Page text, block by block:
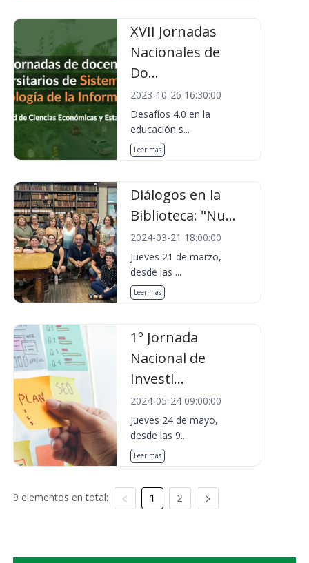
XVII Jornadas
Nacionales de
Do...
2023-10-26 16:30:00
Desafíos 4.0 en la
educación s...
Leer más
Diálogos en la
Biblioteca: "Nu...
2024-03-21 18:00:00
Jueves 21 de marzo,
desde las ...
Leer más
1º Jornada
Nacional de
Investi...
2024-05-24 09:00:00
Jueves 24 de mayo,
desde las 9...
Leer más
9 elementos en total: 1 2